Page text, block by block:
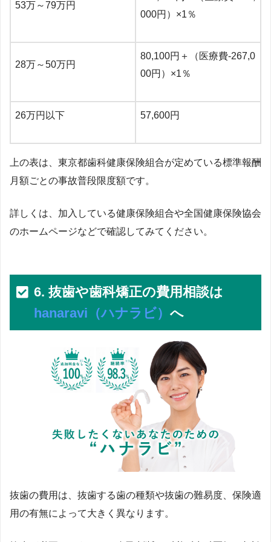
53万～79万円
000円）×1％
28万～50万円
80,100円＋（医療費-267,0
00円）×1％
26万円以下 57,600円
上の表は、東京都歯科健康保険組合が定めている標準報酬
月額ごとの事故普段限度額です。
詳しくは、加入している健康保険組合や全国健康保険協会
のホームページなどで確認してみてください。
6. 抜歯や歯科矯正の費用相談は
hanaravi（ハナラビ）へ
抜歯の費用は、抜歯する歯の種類や抜歯の難易度、保険適
用の有無によって大きく異なります。